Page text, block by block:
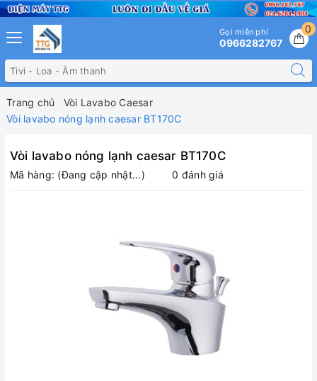
0
Gọi miễn phí
0966282767
Trang chủ
Vòi Lavabo Caesar
Vòi lavabo nóng lạnh caesar BT170C
Vòi lavabo nóng lạnh caesar BT170C
Mã hàng: (Đang cập nhật...) 0 đánh giá